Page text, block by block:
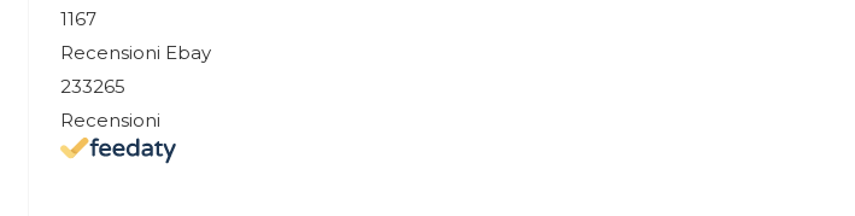
1167
Recensioni Ebay
233265
Recensioni